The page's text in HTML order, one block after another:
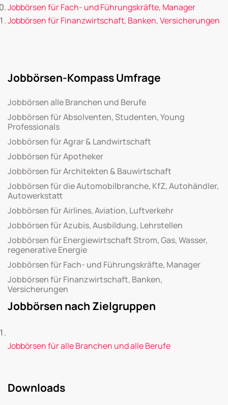
Jobbörsen für Fach- und Führungskräfte, Manager
Jobbörsen für Finanzwirtschaft, Banken, Versicherungen
Jobbörsen-Kompass Umfrage
Jobbörsen alle Branchen und Berufe
Jobbörsen für Absolventen, Studenten, Young
Professionals
Jobbörsen für Agrar & Landwirtschaft
Jobbörsen für Apotheker
Jobbörsen für Architekten & Bauwirtschaft
Jobbörsen für die Automobilbranche, KfZ, Autohändler,
Autowerkstatt
Jobbörsen für Airlines, Aviation, Luftverkehr
Jobbörsen für Azubis, Ausbildung, Lehrstellen
Jobbörsen für Energiewirtschaft Strom, Gas, Wasser,
regenerative Energie
Jobbörsen für Fach- und Führungskräfte, Manager
Jobbörsen für Finanzwirtschaft, Banken,
Versicherungen
Jobbörsen nach Zielgruppen
Jobbörsen für alle Branchen und alle Berufe
Downloads